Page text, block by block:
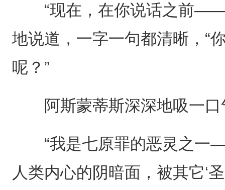
“现在，在你说话之前——
地说道，一字一句都清晰，“
呢？”
阿斯蒙蒂斯深深地吸一口
“我是七原罪的恶灵之一
人类内心的阴暗面，被其它‘